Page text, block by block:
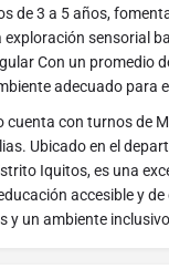
de 3 a 5 años,
exploración sensorial
Con un promedio
adecuado para
cuenta con turnos de
Ubicado en el
Iquitos, es una
accesible y
y un ambiente